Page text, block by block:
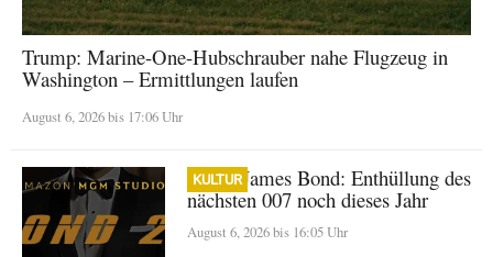
Trump: Marine-One-Hubschrauber nahe Flugzeug in
Washington – Ermittlungen laufen
August 6, 2026 bis 17:06 Uhr
KULTUR
Neuer James Bond: Enthüllung des
nächsten 007 noch dieses Jahr
August 6, 2026 bis 16:05 Uhr